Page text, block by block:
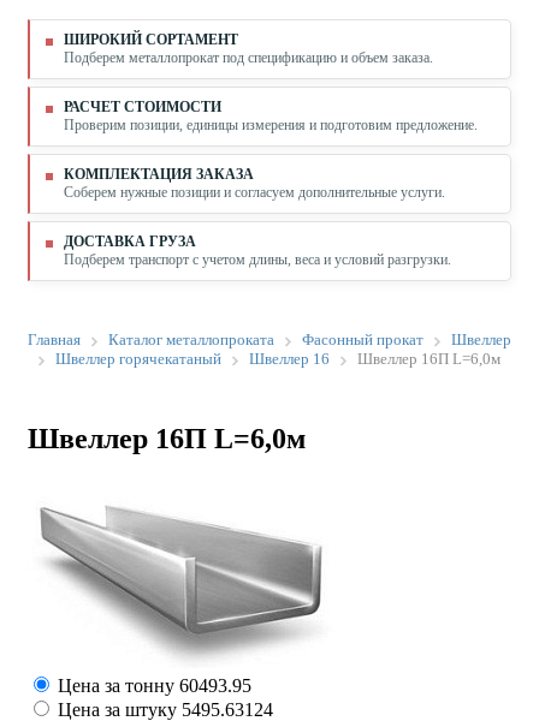
ШИРОКИЙ СОРТАМЕНТ
Подберем металлопрокат под спецификацию и объем заказа.
РАСЧЕТ СТОИМОСТИ
Проверим позиции, единицы измерения и подготовим предложение.
КОМПЛЕКТАЦИЯ ЗАКАЗА
Соберем нужные позиции и согласуем дополнительные услуги.
ДОСТАВКА ГРУЗА
Подберем транспорт с учетом длины, веса и условий разгрузки.
Главная Каталог металлопроката Фасонный прокат
Швеллер
Швеллер горячекатаный
Швеллер 16 Швеллер 16П L=6,0м
Швеллер 16П L=6,0м
Цена за тонну 60493.95
Цена за штуку 5495.63124